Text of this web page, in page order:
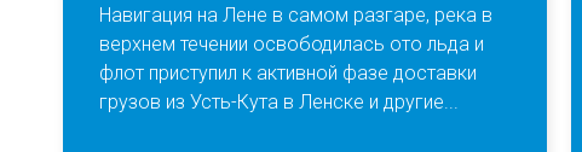
Навигация на Лене в самом разгаре, река в
верхнем течении освободилась ото льда и
флот приступил к активной фазе доставки
грузов из Усть-Кута в Ленске и другие...